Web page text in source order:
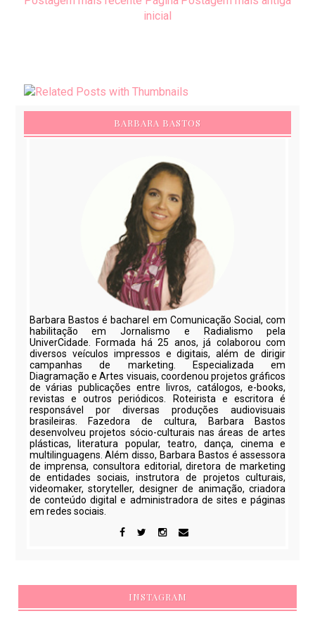
inicial
BARBARA BASTOS
Barbara Bastos é bacharel em Comunicação Social, com
habilitação em Jornalismo e Radialismo pela
UniverCidade. Formada há 25 anos, já colaborou com
diversos veículos impressos e digitais, além de dirigir
campanhas de marketing. Especializada em
Diagramação e Artes visuais, coordenou projetos gráficos
de várias publicações entre livros, catálogos, e-books,
revistas e outros periódicos. Roteirista e escritora é
responsável por diversas produções audiovisuais
brasileiras. Fazedora de cultura, Barbara Bastos
desenvolveu projetos sócio-culturais nas áreas de artes
plásticas, literatura popular, teatro, dança, cinema e
multilinguagens. Além disso, Barbara Bastos é assessora
de imprensa, consultora editorial, diretora de marketing
de entidades sociais, instrutora de projetos culturais,
videomaker, storyteller, designer de animação, criadora
de conteúdo digital e administradora de sites e páginas
em redes sociais.
INSTAGRAM